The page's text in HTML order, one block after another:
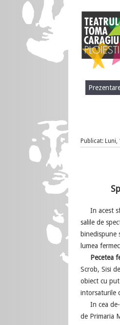
Publicat: Luni,
In acest
salile de
binedispune
lumea
Pecetea
Scrob, Sisi
obiect cu
intorsaturile
In cea de-
de Primaria